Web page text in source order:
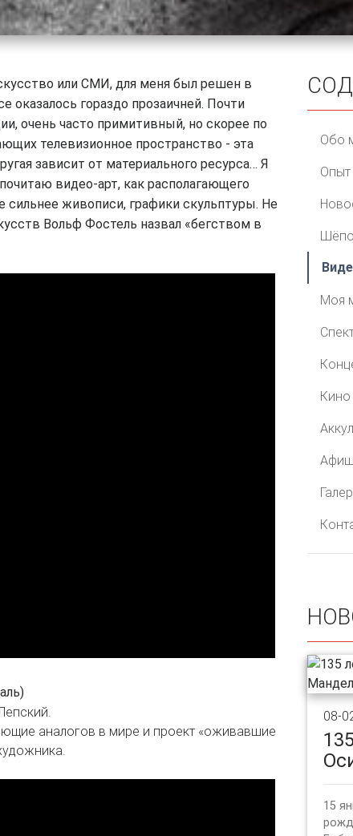
или СМИ, для меня был решен в
оказалось гораздо прозаичней. Почти
очень часто примитивный, но скорее по
телевизионное пространство - эта
зависит от материального ресурса… Я
видео-арт, как располагающего
живописи, графики скульптуры. Не
Вольф Фостель назвал «бегством в
аналогов в мире и проект «оживавшие
Обо
Опыт
Моя
Кино
08-
15